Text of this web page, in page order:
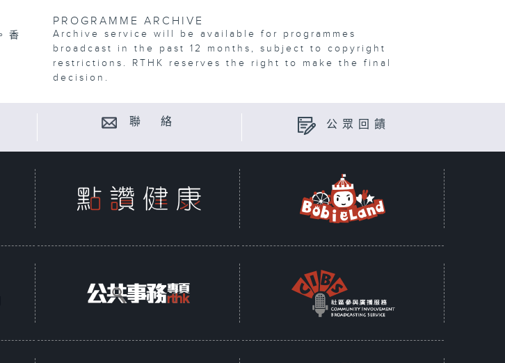
香
PROGRAMME ARCHIVE
Archive service will be available for programmes
broadcast in the past 12 months, subject to copyright
restrictions. RTHK reserves the right to make the final
decision.
聯 絡 公眾回饋